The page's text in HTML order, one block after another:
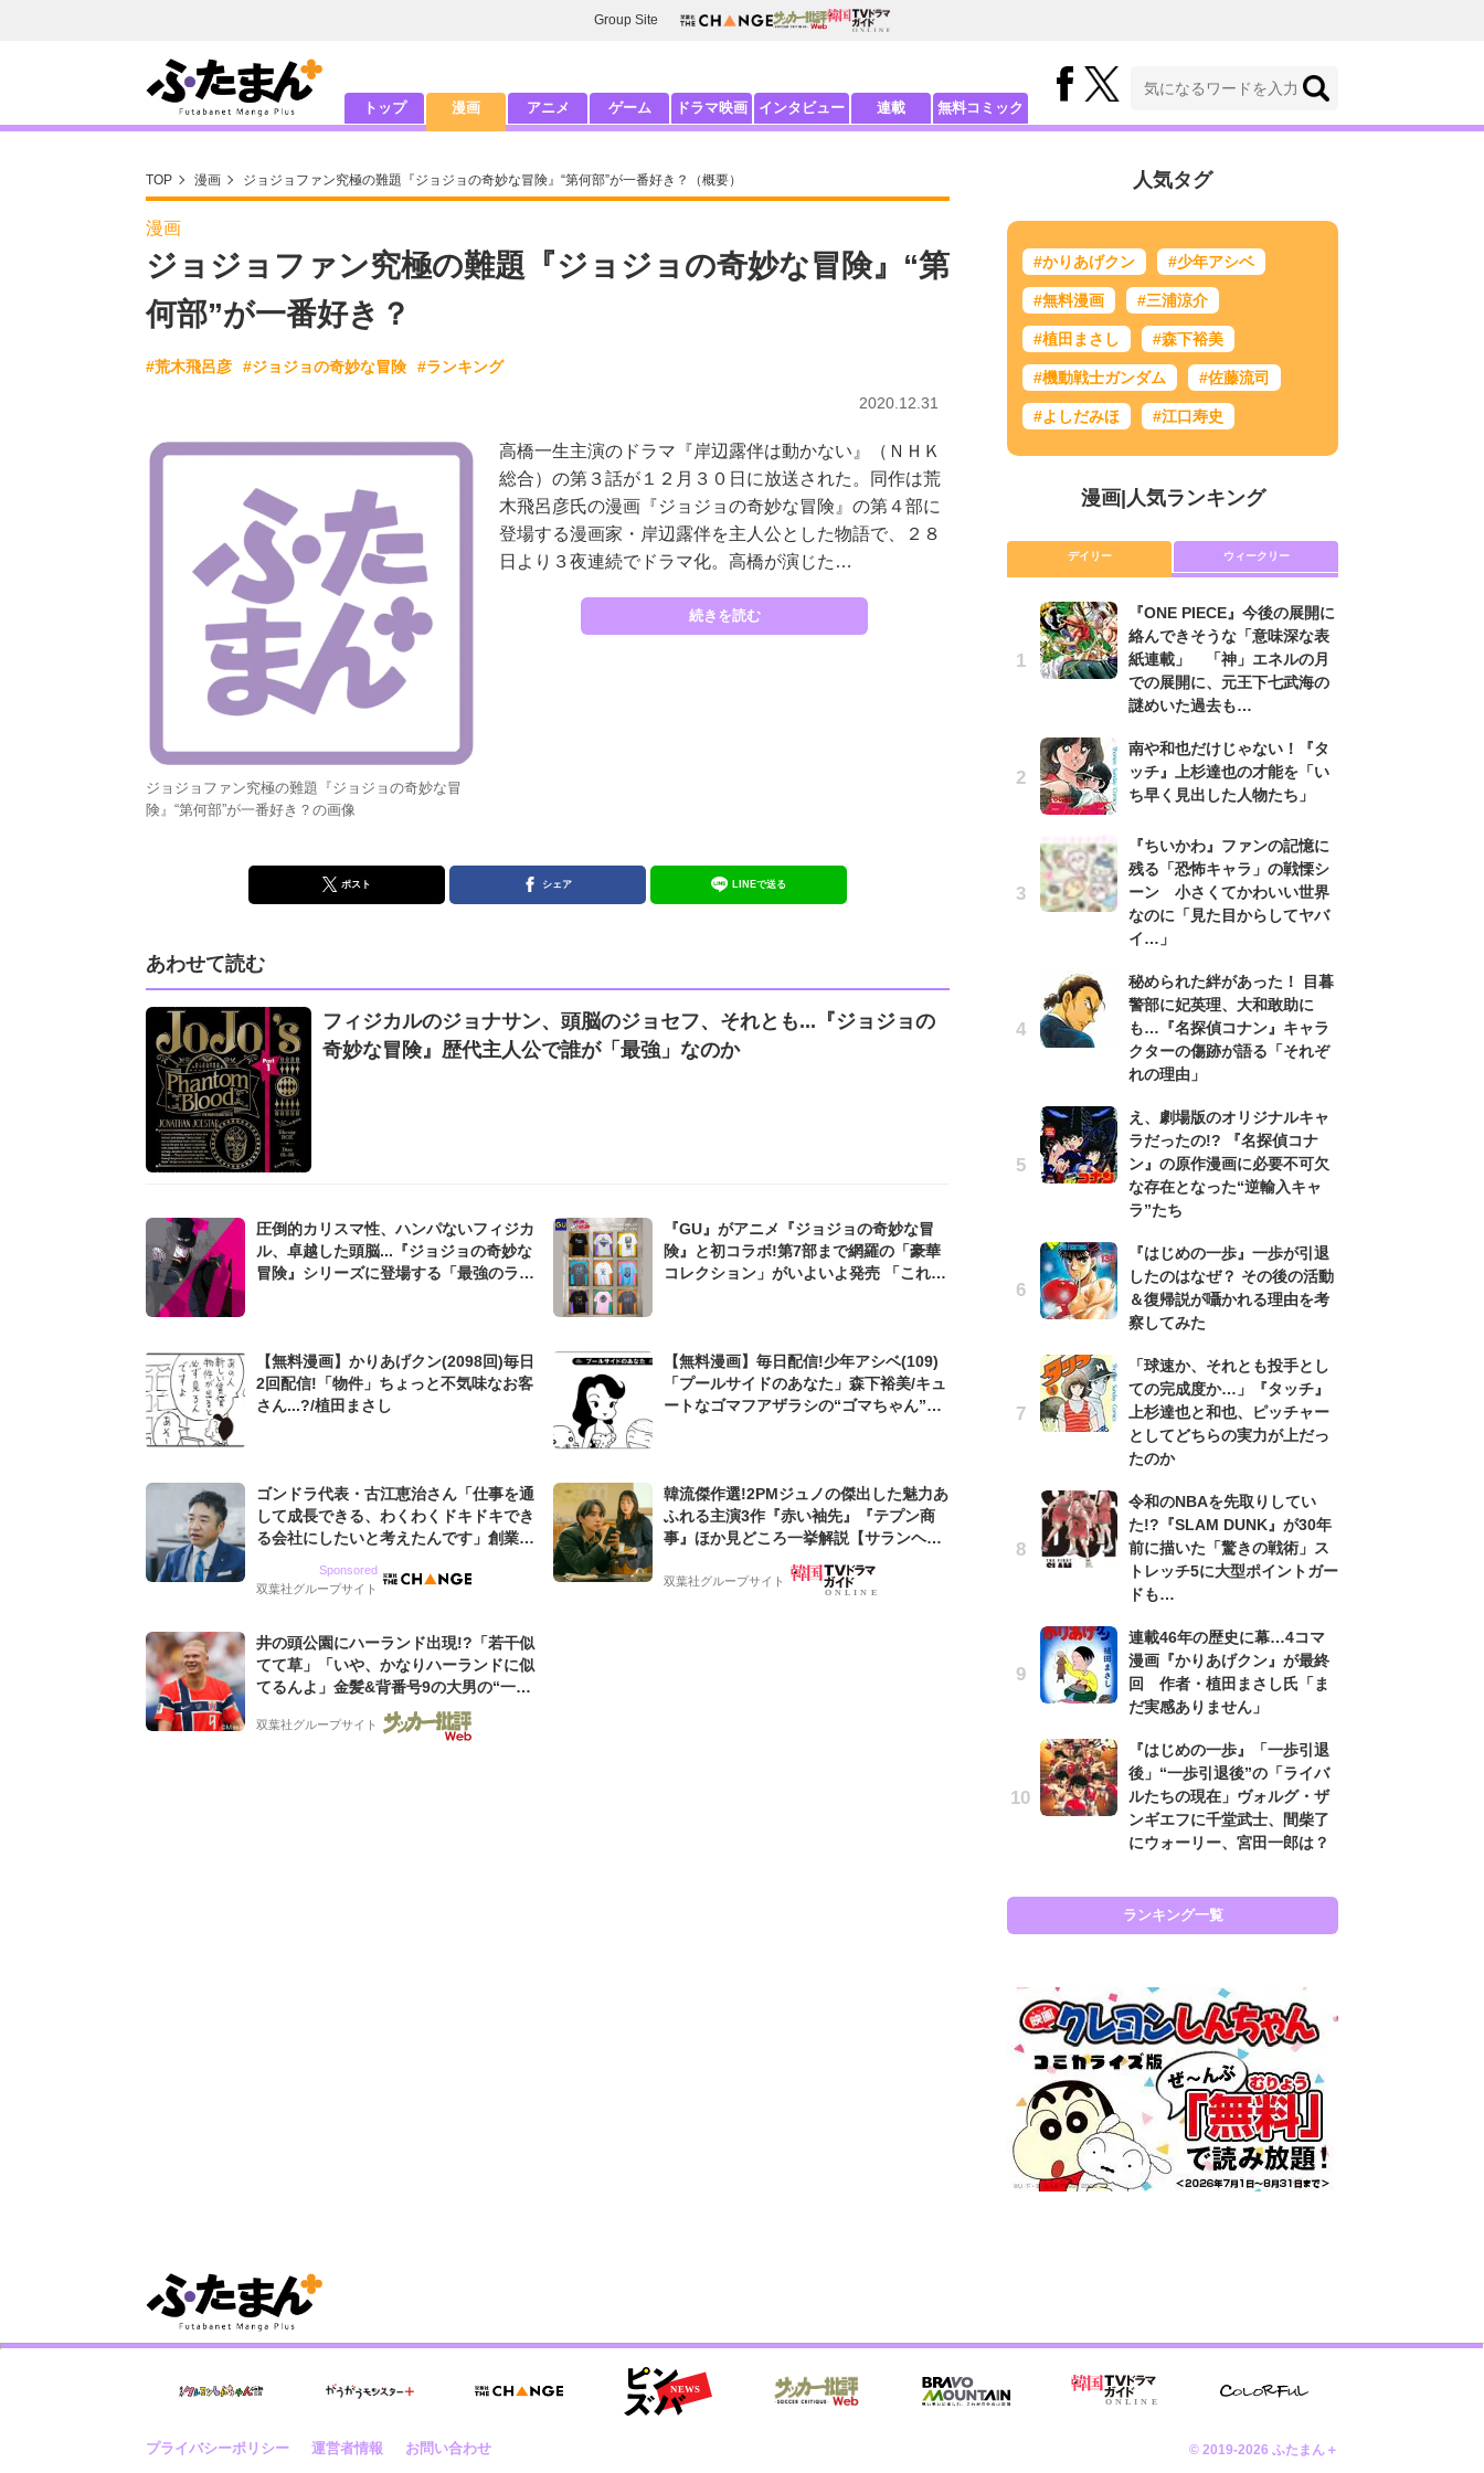
Group Site
トップ 漫画 アニメ ゲーム ドラマ映画 インタビュー 連載 無料コミック
TOP 漫画 ジョジョファン究極の難題『ジョジョの奇妙な冒険』“第何部”が一番好き？（概要）
漫画
ジョジョファン究極の難題『ジョジョの奇妙な冒険』“第
何部”が一番好き？
#荒木飛呂彦 #ジョジョの奇妙な冒険 #ランキング
2020.12.31
ジョジョファン究極の難題『ジョジョの奇妙な冒
険』“第何部”が一番好き？の画像
高橋一生主演のドラマ『岸辺露伴は動かない』（ＮＨＫ
総合）の第３話が１２月３０日に放送された。同作は荒
木飛呂彦氏の漫画『ジョジョの奇妙な冒険』の第４部に
登場する漫画家・岸辺露伴を主人公とした物語で、２８
日より３夜連続でドラマ化。高橋が演じた…
続きを読む
ポスト シェア LINEで送る
あわせて読む
フィジカルのジョナサン、頭脳のジョセフ、それとも...『ジョジョの
奇妙な冒険』歴代主人公で誰が「最強」なのか
圧倒的カリスマ性、ハンパないフィジカ
ル、卓越した頭脳...『ジョジョの奇妙な
冒険』シリーズに登場する「最強のラス
『GU』がアニメ『ジョジョの奇妙な冒
険』と初コラボ!第7部まで網羅の「豪華
コレクション」がいよいよ発売 「これ絶
【無料漫画】かりあげクン(2098回)毎日
2回配信!「物件」ちょっと不気味なお客
さん...?/植田まさし
【無料漫画】毎日配信!少年アシベ(109)
「プールサイドのあなた」森下裕美/キュ
ートなゴマフアザラシの“ゴマちゃん”を
ゴンドラ代表・古江恵治さん「仕事を通
して成長できる、わくわくドキドキでき
る会社にしたいと考えたんです」創業来
グ会社のアイデンティティ
Sponsored
双葉社グループサイト
韓流傑作選!2PMジュノの傑出した魅力あ
ふれる主演3作『赤い袖先』『テプン商
事』ほか見どころ一挙解説【サランヘジ
双葉社グループサイト
井の頭公園にハーランド出現!?「若干似
てて草」「いや、かなりハーランドに似
てるんよ」金髪&背番号9の大男の“一人
バイキング・ロー”映像が話題!「元気を
もらった」
双葉社グループサイト
人気タグ
#かりあげクン #少年アシベ
#無料漫画 #三浦涼介
#植田まさし #森下裕美
#機動戦士ガンダム #佐藤流司
#よしだみほ #江口寿史
漫画| 人気ランキング
デイリー ウィークリー
『ONE PIECE』今後の展開に
絡んできそうな「意味深な表
紙連載」 「神」エネルの月
での展開に、元王下七武海の
謎めいた過去も…
南や和也だけじゃない！『タ
ッチ』上杉達也の才能を「い
ち早く見出した人物たち」
『ちいかわ』ファンの記憶に
残る「恐怖キャラ」の戦慄シ
ーン 小さくてかわいい世界
なのに「見た目からしてヤバ
イ…」
秘められた絆があった！ 目暮
警部に妃英理、大和敢助に
も…『名探偵コナン』キャラ
クターの傷跡が語る「それぞ
れの理由」
え、劇場版のオリジナルキャ
ラだったの!? 『名探偵コナ
ン』の原作漫画に必要不可欠
な存在となった“逆輸入キャ
ラ”たち
『はじめの一歩』一歩が引退
したのはなぜ？ その後の活動
＆復帰説が囁かれる理由を考
察してみた
「球速か、それとも投手とし
ての完成度か…」『タッチ』
上杉達也と和也、ピッチャー
としてどちらの実力が上だっ
たのか
令和のNBAを先取りしてい
た!?『SLAM DUNK』が30年
前に描いた「驚きの戦術」ス
トレッチ5に大型ポイントガー
ドも…
連載46年の歴史に幕…4コマ
漫画『かりあげクン』が最終
回 作者・植田まさし氏「ま
だ実感ありません」
『はじめの一歩』「一歩引退
後」“一歩引退後”の「ライバ
ルたちの現在」ヴォルグ・ザ
ンギエフに千堂武士、間柴了
にウォーリー、宮田一郎は？
ランキング一覧
プライバシーポリシー 運営者情報 お問い合わせ © 2019-2026 ふたまん＋